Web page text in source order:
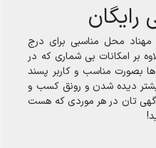
رایگان
مهناد محل مناسبی برای درج
بر امکانات بی شماری که در
ها بصورت مناسب و کاربر پسند
دیده شدن و رونق کسب و
تان در هر موردی که هست